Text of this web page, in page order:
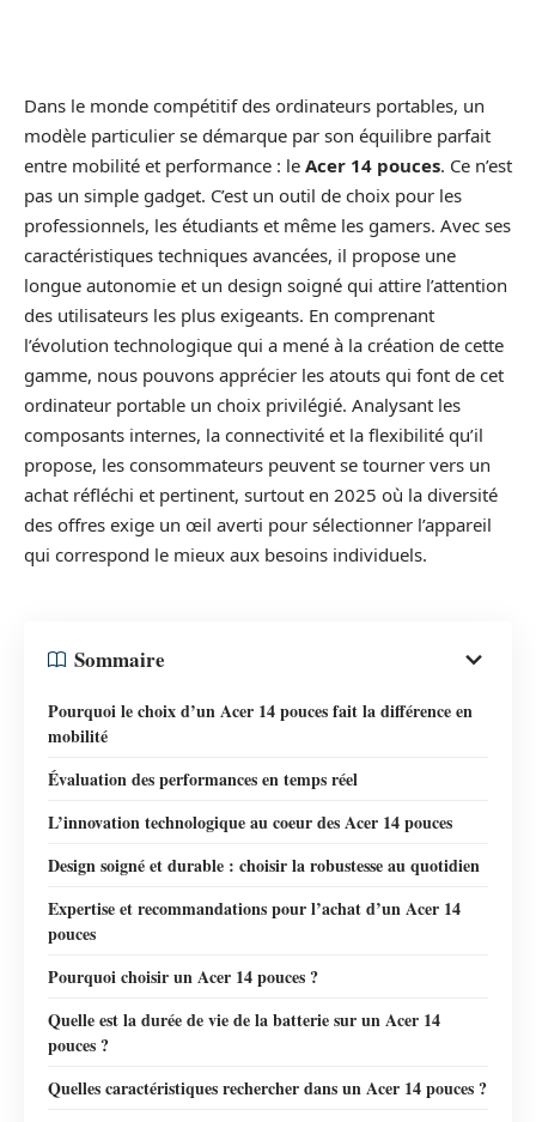
Dans le monde compétitif des ordinateurs portables, un
modèle particulier se démarque par son équilibre parfait
entre mobilité et performance : le Acer 14 pouces. Ce n’est
pas un simple gadget. C’est un outil de choix pour les
professionnels, les étudiants et même les gamers. Avec ses
caractéristiques techniques avancées, il propose une
longue autonomie et un design soigné qui attire l’attention
des utilisateurs les plus exigeants. En comprenant
l’évolution technologique qui a mené à la création de cette
gamme, nous pouvons apprécier les atouts qui font de cet
ordinateur portable un choix privilégié. Analysant les
composants internes, la connectivité et la flexibilité qu’il
propose, les consommateurs peuvent se tourner vers un
achat réfléchi et pertinent, surtout en 2025 où la diversité
des offres exige un œil averti pour sélectionner l’appareil
qui correspond le mieux aux besoins individuels.
Sommaire
Pourquoi le choix d’un Acer 14 pouces fait la différence en
mobilité
Évaluation des performances en temps réel
L’innovation technologique au coeur des Acer 14 pouces
Design soigné et durable : choisir la robustesse au quotidien
Expertise et recommandations pour l’achat d’un Acer 14
pouces
Pourquoi choisir un Acer 14 pouces ?
Quelle est la durée de vie de la batterie sur un Acer 14
pouces ?
Quelles caractéristiques rechercher dans un Acer 14 pouces ?